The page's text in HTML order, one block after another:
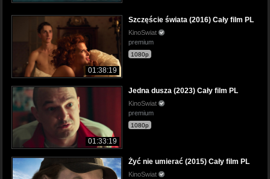
01:38:19
Szczęście świata (2016) Cały film PL
KinoSwiat
premium
1080p
01:33:19
Jedna dusza (2023) Cały film PL
KinoSwiat
premium
1080p
Żyć nie umierać (2015) Cały film PL
KinoSwiat